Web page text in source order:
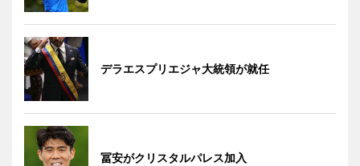
デラエスプリエジャ大統領が就任
冨安がクリスタルパレス加入